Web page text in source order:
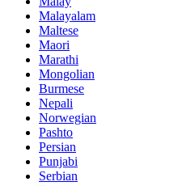
Malayalam
Maltese
Maori
Marathi
Mongolian
Burmese
Nepali
Norwegian
Pashto
Persian
Punjabi
Serbian